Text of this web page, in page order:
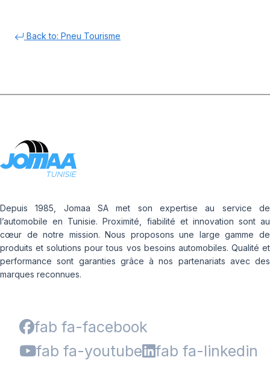
Back to: Pneu Tourisme
Depuis 1985, Jomaa SA met son expertise au service de
l’automobile en Tunisie. Proximité, fiabilité et innovation sont au
cœur de notre mission. Nous proposons une large gamme de
produits et solutions pour tous vos besoins automobiles. Qualité et
performance sont garanties grâce à nos partenariats avec des
marques reconnues.
fab fa-facebook
fab fa-youtube
fab fa-linkedin